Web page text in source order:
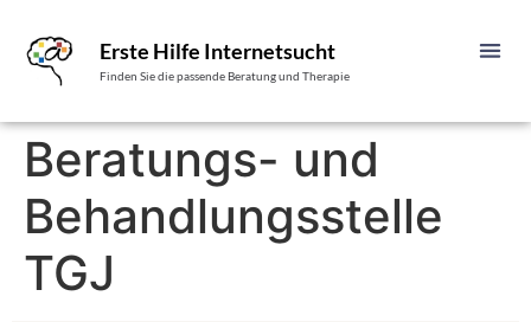
Erste Hilfe Internetsucht
Finden Sie die passende Beratung und Therapie
Beratungs- und
Behandlungsstelle
TGJ